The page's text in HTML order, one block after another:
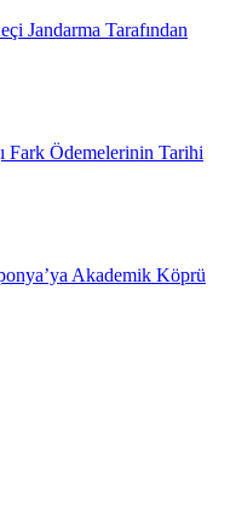
Jandarma Tarafından
Fark Ödemelerinin Tarihi
Akademik Köprü